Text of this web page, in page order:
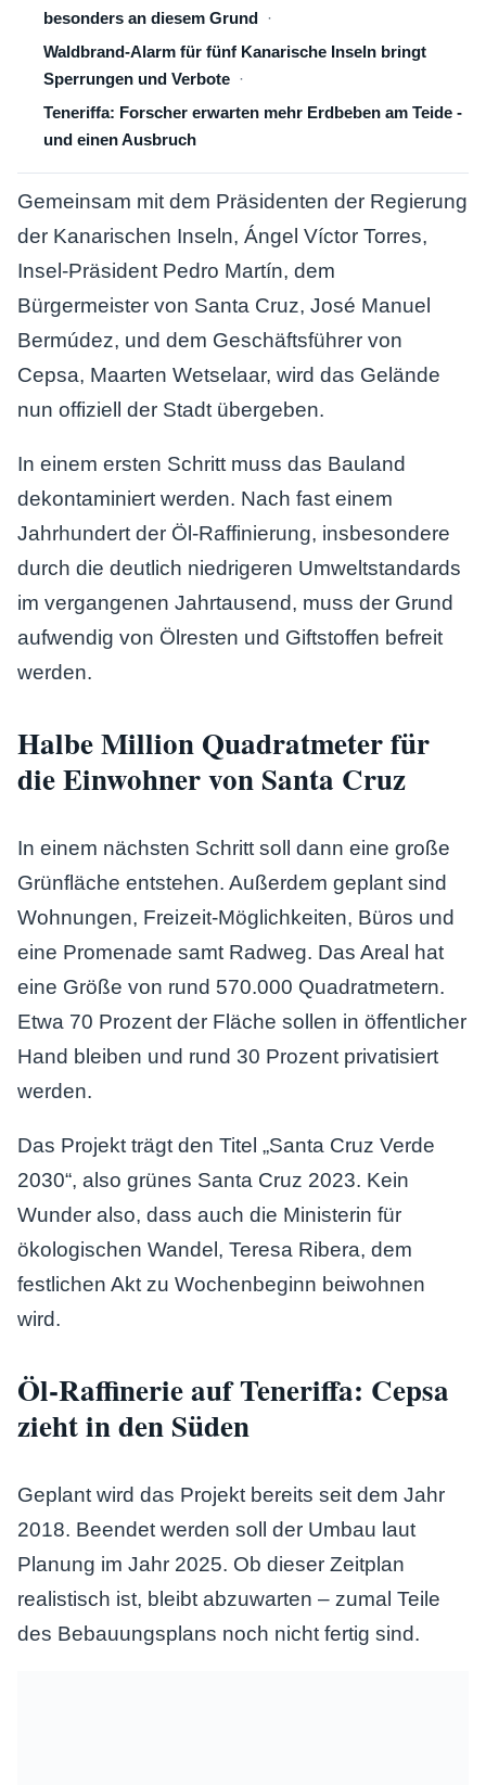
besonders an diesem Grund
Waldbrand-Alarm für fünf Kanarische Inseln bringt
Sperrungen und Verbote
Teneriffa: Forscher erwarten mehr Erdbeben am Teide -
und einen Ausbruch
Gemeinsam mit dem Präsidenten der Regierung
der Kanarischen Inseln, Ángel Víctor Torres,
Insel-Präsident Pedro Martín, dem
Bürgermeister von Santa Cruz, José Manuel
Bermúdez, und dem Geschäftsführer von
Cepsa, Maarten Wetselaar, wird das Gelände
nun offiziell der Stadt übergeben.
In einem ersten Schritt muss das Bauland
dekontaminiert werden. Nach fast einem
Jahrhundert der Öl-Raffinierung, insbesondere
durch die deutlich niedrigeren Umweltstandards
im vergangenen Jahrtausend, muss der Grund
aufwendig von Ölresten und Giftstoffen befreit
werden.
Halbe Million Quadratmeter für
die Einwohner von Santa Cruz
In einem nächsten Schritt soll dann eine große
Grünfläche entstehen. Außerdem geplant sind
Wohnungen, Freizeit-Möglichkeiten, Büros und
eine Promenade samt Radweg. Das Areal hat
eine Größe von rund 570.000 Quadratmetern.
Etwa 70 Prozent der Fläche sollen in öffentlicher
Hand bleiben und rund 30 Prozent privatisiert
werden.
Das Projekt trägt den Titel „Santa Cruz Verde
2030“, also grünes Santa Cruz 2023. Kein
Wunder also, dass auch die Ministerin für
ökologischen Wandel, Teresa Ribera, dem
festlichen Akt zu Wochenbeginn beiwohnen
wird.
Öl-Raffinerie auf Teneriffa: Cepsa
zieht in den Süden
Geplant wird das Projekt bereits seit dem Jahr
2018. Beendet werden soll der Umbau laut
Planung im Jahr 2025. Ob dieser Zeitplan
realistisch ist, bleibt abzuwarten – zumal Teile
des Bebauungsplans noch nicht fertig sind.